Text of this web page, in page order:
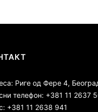
Риге од Фере 4,
телефон: +381 11 2637
+381 11 2638 941